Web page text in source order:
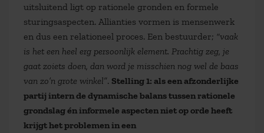
uitsluitend ligt op rationele gronden en formele
sturingsaspecten. Allianties vormen is mensenwerk
en dus een relationeel proces. Een bestuurder; “vaak
is het een heel erg persoonlijk element. Prachtig zeg, je
gaat zoiets doen, dan word je misschien nog wel de baas
van zo’n grote winkel”. Stelling 1: als een afzonderlijke
partij intern de dynamische balans tussen rationele
grondslag én informele aspecten niet op orde heeft
krijgt het problemen in een